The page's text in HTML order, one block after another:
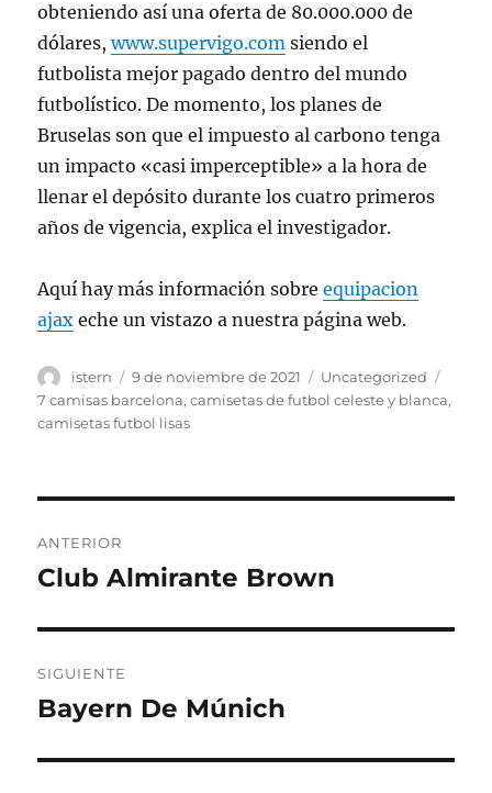
obteniendo así una oferta de 80.000.000 de
dólares,www.supervigo.com siendo el
futbolista mejor pagado dentro del mundo
futbolístico. De momento, los planes de
Bruselas son que el impuesto al carbono tenga
un impacto «casi imperceptible» a la hora de
llenar el depósito durante los cuatro primeros
años de vigencia, explica el investigador.
Aquí hay más información sobreequipacion
ajax eche un vistazo a nuestra página web.
Autor
istern
Publicado
el
9 de noviembre de 2021 Categorías
Uncategorized
7 camisas barcelona,camisetas de futbol celeste y blanca,
camisetas futbol lisas
de
ANTERIOR
Entrada
Club Almirante Brown
SIGUIENTE
Entrada
Bayern De Múnich